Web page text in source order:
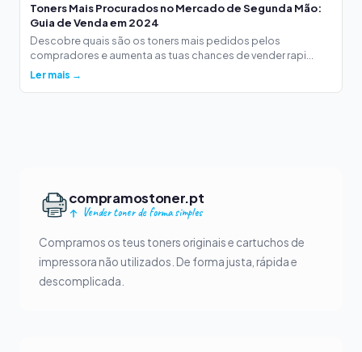
Toners Mais Procurados no Mercado de Segunda Mão:
Guia de Venda em 2024
Descobre quais são os toners mais pedidos pelos
compradores e aumenta as tuas chances de vender rapi...
Ler mais →
compramostoner.pt
Vender toner de forma simples
Compramos os teus toners originais e cartuchos de
impressora não utilizados. De forma justa, rápida e
descomplicada.